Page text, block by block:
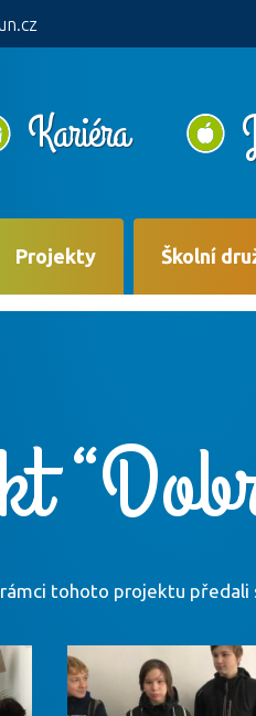
Kariéra
Projekty Školní
tohoto projektu